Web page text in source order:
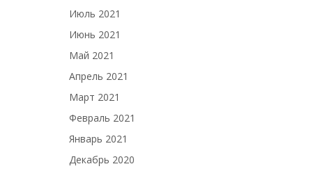
Июль 2021
Июнь 2021
Май 2021
Апрель 2021
Март 2021
Февраль 2021
Январь 2021
Декабрь 2020